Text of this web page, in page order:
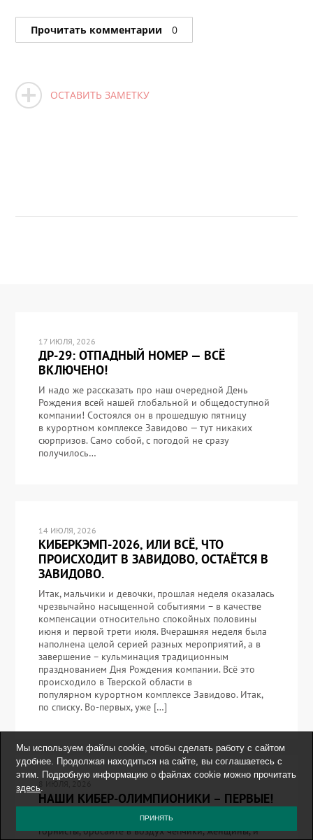
Прочитать комментарии 0
ОСТАВИТЬ ЗАМЕТКУ
17 ИЮЛЯ, 2026
ДР-29: ОТПАДНЫЙ НОМЕР — ВСЁ
ВКЛЮЧЕНО!
И надо же рассказать про наш очередной День
Рождения всей нашей глобальной и общедоступной
компании! Состоялся он в прошедшую пятницу
в курортном комплексе Завидово — тут никаких
сюрпризов. Само собой, с погодой не сразу
получилось…
14 ИЮЛЯ, 2026
КИБЕРКЭМП-2026, ИЛИ ВСЁ, ЧТО
ПРОИСХОДИТ В ЗАВИДОВО, ОСТАЁТСЯ В
ЗАВИДОВО.
Итак, мальчики и девочки, прошлая неделя оказалась
чрезвычайно насыщенной событиями – в качестве
компенсации относительно спокойных половины
июня и первой трети июля. Вчерашняя неделя была
наполнена целой серией разных мероприятий, а в
завершение – кульминация традиционным
празднованием Дня Рождения компании. Всё это
происходило в Тверской области в
популярном курортном комплексе Завидово. Итак,
по списку. Во-первых, уже […]
НАШИ КИБЕР-ОЛИМПИОНИКИ – ПЕРВЫЕ!
Бейте в барабаны, барабанщики, трубите в горны,
горнисты, бросайте в воздух чепчики, женщины, и
Мы используем файлы cookie, чтобы сделать работу с сайтом
удобнее. Продолжая находиться на сайте, вы соглашаетесь с
этим. Подробную информацию о файлах cookie можно прочитать
здесь.
ПРИНЯТЬ